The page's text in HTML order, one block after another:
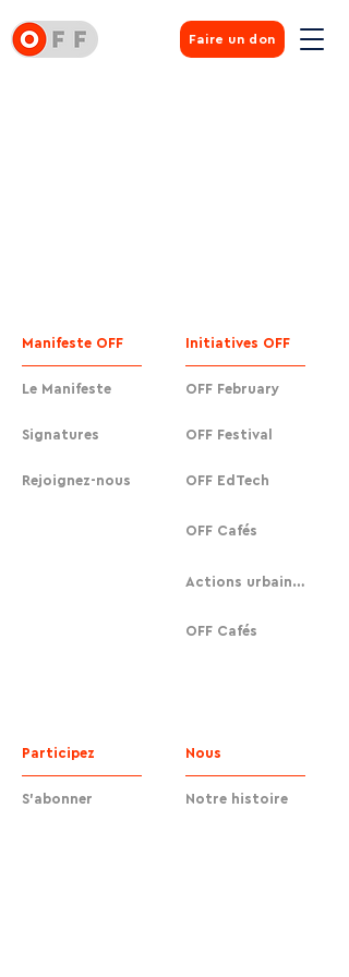
Faire un don
Manifeste OFF
Le Manifeste
Signatures
Rejoignez-nous
Initiatives OFF
OFF February
OFF Festival
OFF EdTech
OFF Cafés
Actions urbaines
OFF Cafés
Participez
S'abonner
Nous
Notre histoire